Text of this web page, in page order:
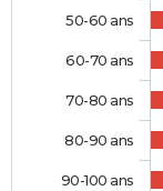
50-60 ans
60-70 ans
70-80 ans
80-90 ans
90-100 ans